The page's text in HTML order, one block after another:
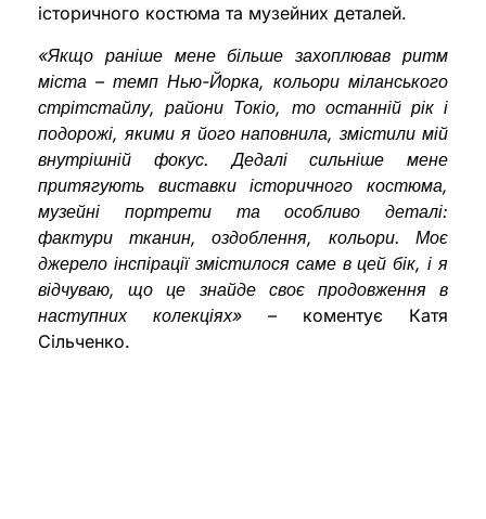
історичного костюма та музейних деталей.
«Якщо раніше мене більше захоплював ритм
міста – темп Нью-Йорка, кольори міланського
стрітстайлу, райони Токіо, то останній рік і
подорожі, якими я його наповнила, змістили мій
внутрішній фокус. Дедалі сильніше мене
притягують виставки історичного костюма,
музейні портрети та особливо деталі:
фактури тканин, оздоблення, кольори. Моє
джерело інспірації змістилося саме в цей бік, і я
відчуваю, що це знайде своє продовження в
наступних колекціях» – коментує Катя
Сільченко.